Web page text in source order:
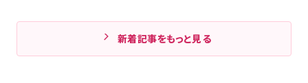
新着記事をもっと見る